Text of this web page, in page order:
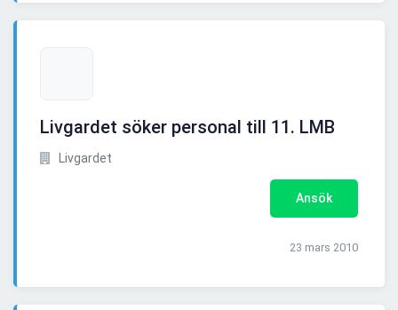
Livgardet söker personal till 11. LMB
Livgardet
Ansök
23 mars 2010